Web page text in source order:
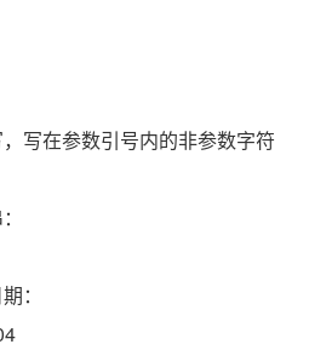
写在参数引号内的非参数字符
：